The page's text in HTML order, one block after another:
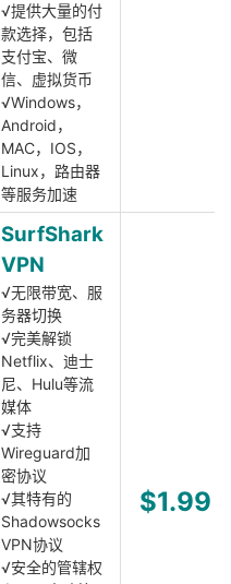
√提供大量的付
款选择，包括
支付宝、微
信、虚拟货币
√Windows，
Android，
MAC，IOS，
Linux，路由器
等服务加速
SurfShark
VPN
√无限带宽、服
务器切换
√完美解锁
Netflix、迪士
尼、Hulu等流
媒体
√支持
Wireguard加
密协议
√其特有的
Shadowsocks
VPN协议
√安全的管辖权
$1.99